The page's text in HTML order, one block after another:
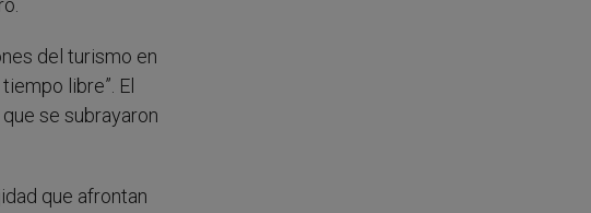
del turismo en
libre”. El
se subrayaron
que afrontan